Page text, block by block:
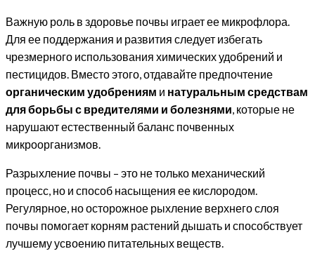
Важную роль в здоровье почвы играет ее микрофлора.
Для ее поддержания и развития следует избегать
чрезмерного использования химических удобрений и
пестицидов. Вместо этого, отдавайте предпочтение
органическим удобрениям и натуральным средствам
для борьбы с вредителями и болезнями , которые не
нарушают естественный баланс почвенных
микроорганизмов.
Разрыхление почвы – это не только механический
процесс, но и способ насыщения ее кислородом.
Регулярное, но осторожное рыхление верхнего слоя
почвы помогает корням растений дышать и способствует
лучшему усвоению питательных веществ.